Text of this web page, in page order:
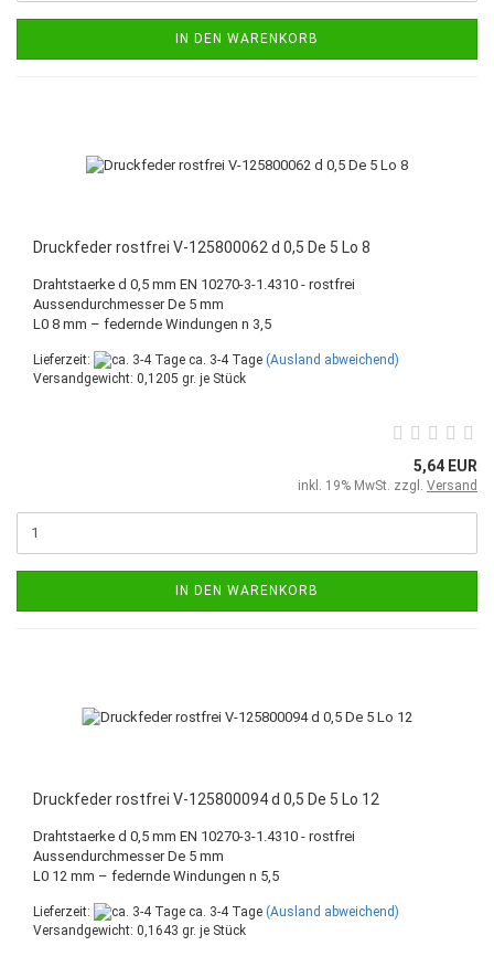
IN DEN WARENKORB
Druckfeder rostfrei V-125800062 d 0,5 De 5 Lo 8
Drahtstaerke d 0,5 mm EN 10270-3-1.4310 - rostfrei
Aussendurchmesser De 5 mm
L0 8 mm – federnde Windungen n 3,5
Lieferzeit: ca. 3-4 Tage (Ausland abweichend)
Versandgewicht: 0,1205 gr. je Stück
5,64 EUR
inkl. 19% MwSt. zzgl. Versand
IN DEN WARENKORB
Druckfeder rostfrei V-125800094 d 0,5 De 5 Lo 12
Drahtstaerke d 0,5 mm EN 10270-3-1.4310 - rostfrei
Aussendurchmesser De 5 mm
L0 12 mm – federnde Windungen n 5,5
Lieferzeit: ca. 3-4 Tage (Ausland abweichend)
Versandgewicht: 0,1643 gr. je Stück